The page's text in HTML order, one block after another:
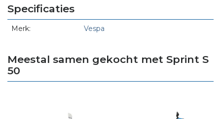
Specificaties
Merk: Vespa
Meestal samen gekocht met Sprint S
50